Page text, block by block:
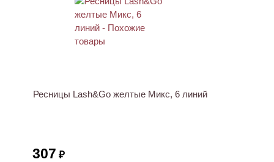
Ресницы Lash&Go желтые Микс, 6 линий
307 ₽